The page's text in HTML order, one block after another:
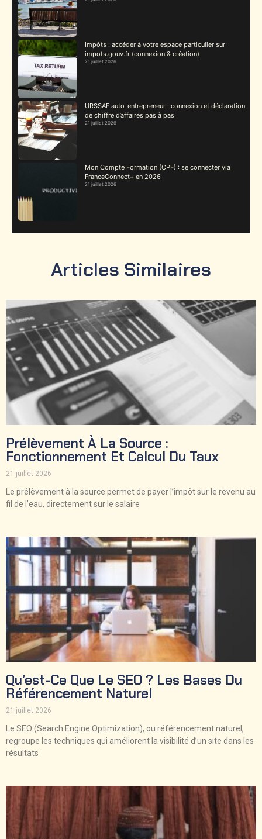
Impôts : accéder à votre espace particulier sur
impots.gouv.fr (connexion & création)
21 juillet 2026
URSSAF auto-entrepreneur : connexion et déclaration
de chiffre d’affaires pas à pas
21 juillet 2026
Mon Compte Formation (CPF) : se connecter via
FranceConnect+ en 2026
21 juillet 2026
Articles Similaires
Prélèvement À La Source :
Fonctionnement Et Calcul Du Taux
21 juillet 2026
Le prélèvement à la source permet de payer l’impôt sur le revenu au
fil de l’eau, directement sur le salaire
Qu’est-Ce Que Le SEO ? Les Bases Du
Référencement Naturel
21 juillet 2026
Le SEO (Search Engine Optimization), ou référencement naturel,
regroupe les techniques qui améliorent la visibilité d’un site dans les
résultats